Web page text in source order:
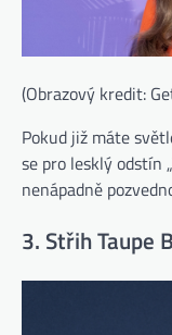
(Obrazový kredit:
Pokud již máte
se pro lesklý odstín
nenápadně
3. Střih Taupe